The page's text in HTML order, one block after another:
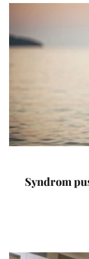
Syndrom